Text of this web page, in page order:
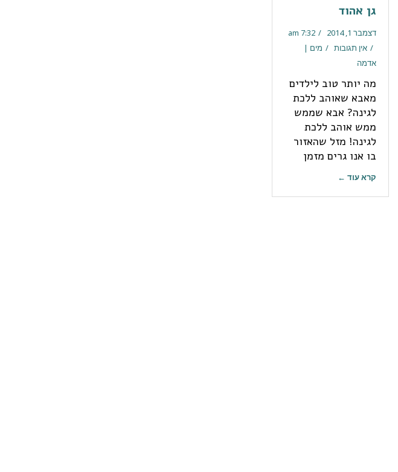
גן אהוד
דצמבר 1, 2014
7:32 am
אין תגובות
מים |
אדמה
מה יותר טוב לילדים
מאבא שאוהב ללכת
לגינה? אבא שממש
ממש אוהב ללכת
לגינה! מזל שהאזור
בו אנו גרים מזמן
קרא עוד ←